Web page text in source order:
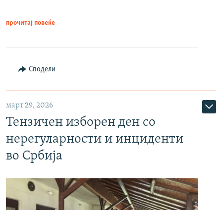
прочитај повеќе
Сподели
март 29, 2026
Тензичен изборен ден со
нерегуларности и инциденти
во Србија